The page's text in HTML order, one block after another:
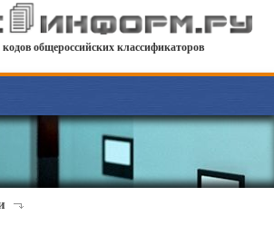
общероссийских классификаторов